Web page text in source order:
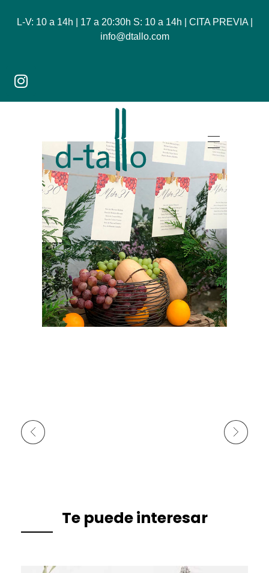
L-V: 10 a 14h | 17 a 20:30h S: 10 a 14h | CITA PREVIA |
info@dtallo.com
Dtallo - Tienda online de flores
Te puede interesar